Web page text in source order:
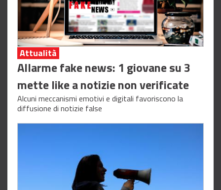
Attualità
Allarme fake news: 1 giovane su 3
mette like a notizie non verificate
Alcuni meccanismi emotivi e digitali favoriscono la
diffusione di notizie false